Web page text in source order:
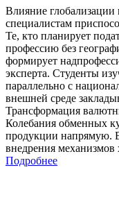
Влияние
специалистам
Те, кто планирует
профессию без
формирует
эксперта. Студенты
параллельно с
внешней среде
Трансформация
Колебания обменных
продукции напрямую.
внедрения
Подробнее